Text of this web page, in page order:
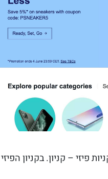
פיזי – קניון. בקניון